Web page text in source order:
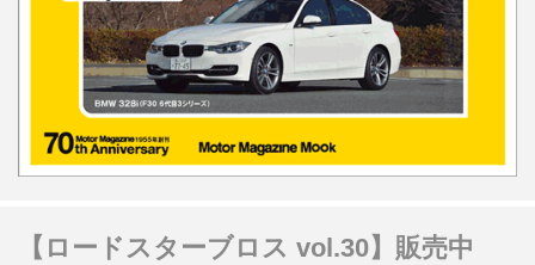
【ロードスターブロス vol.30】販売中